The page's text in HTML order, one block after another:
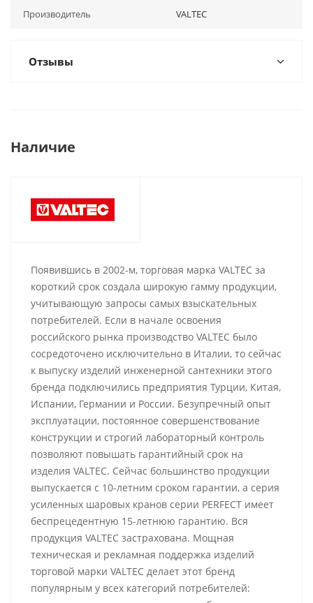
Производитель VALTEC
Отзывы
Наличие
Появившись в 2002-м, торговая марка VALTEC за
короткий срок создала широкую гамму продукции,
учитывающую запросы самых взыскательных
потребителей. Если в начале освоения
российского рынка производство VALTEC было
сосредоточено исключительно в Италии, то сейчас
к выпуску изделий инженерной сантехники этого
бренда подключились предприятия Турции, Китая,
Испании, Германии и России. Безупречный опыт
эксплуатации, постоянное совершенствование
конструкции и строгий лабораторный контроль
позволяют повышать гарантийный срок на
изделия VALTEC. Сейчас большинство продукции
выпускается с 10-летним сроком гарантии, а серия
усиленных шаровых кранов серии PERFECT имеет
беспрецедентную 15-летнюю гарантию. Вся
продукция VALTEC застрахована. Мощная
техническая и рекламная поддержка изделий
торговой марки VALTEC делает этот бренд
популярным у всех категорий потребителей: